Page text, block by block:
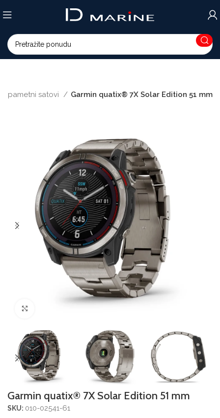
pametni satovi Garmin quatix® 7X Solar Edition 51 mm
Garmin quatix® 7X Solar Edition 51 mm
SKU: 010-02541-61